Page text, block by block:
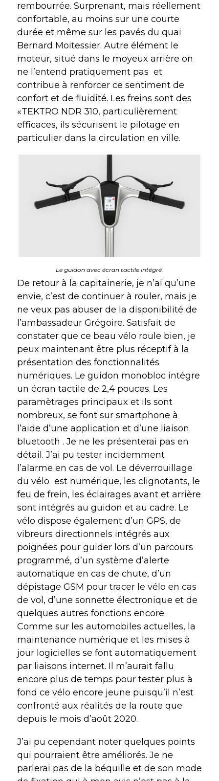
rembourrée. Surprenant, mais réellement
confortable, au moins sur une courte
durée et même sur les pavés du quai
Bernard Moitessier. Autre élément le
moteur, situé dans le moyeux arrière on
ne l’entend pratiquement pas et
contribue à renforcer ce sentiment de
confort et de fluidité. Les freins sont des
«TEKTRO NDR 310, particulièrement
efficaces, ils sécurisent le pilotage en
particulier dans la circulation en ville.
Le guidon avec écran tactile intégré.
De retour à la capitainerie, je n’ai qu’une
envie, c’est de continuer à rouler, mais je
ne veux pas abuser de la disponibilité de
l’ambassadeur Grégoire. Satisfait de
constater que ce beau vélo roule bien, je
peux maintenant être plus réceptif à la
présentation des fonctionnalités
numériques. Le guidon monobloc intégre
un écran tactile de 2,4 pouces. Les
paramètrages principaux et ils sont
nombreux, se font sur smartphone à
l’aide d’une application et d’une liaison
bluetooth . Je ne les présenterai pas en
détail. J’ai pu tester incidemment
l’alarme en cas de vol. Le déverrouillage
du vélo est numérique, les clignotants, le
feu de frein, les éclairages avant et arrière
sont intégrés au guidon et au cadre. Le
vélo dispose également d’un GPS, de
vibreurs directionnels intégrés aux
poignées pour guider lors d’un parcours
programmé, d’un système d’alerte
automatique en cas de chute, d’un
dépistage GSM pour tracer le vélo en cas
de vol, d’une sonnette électronique et de
quelques autres fonctions encore.
Comme sur les automobiles actuelles, la
maintenance numérique et les mises à
jour logicielles se font automatiquement
par liaisons internet. Il m’aurait fallu
encore plus de temps pour tester plus à
fond ce vélo encore jeune puisqu’il n’est
confronté aux réalités de la route que
depuis le mois d’août 2020.
J’ai pu cependant noter quelques points
qui pourraient être améliorés. Je ne
parlerai pas de la béquille et de son mode